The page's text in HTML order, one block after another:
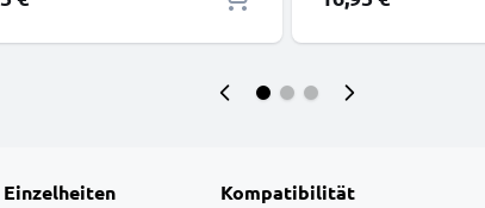
subtel
Einzelheiten Kompatibilität